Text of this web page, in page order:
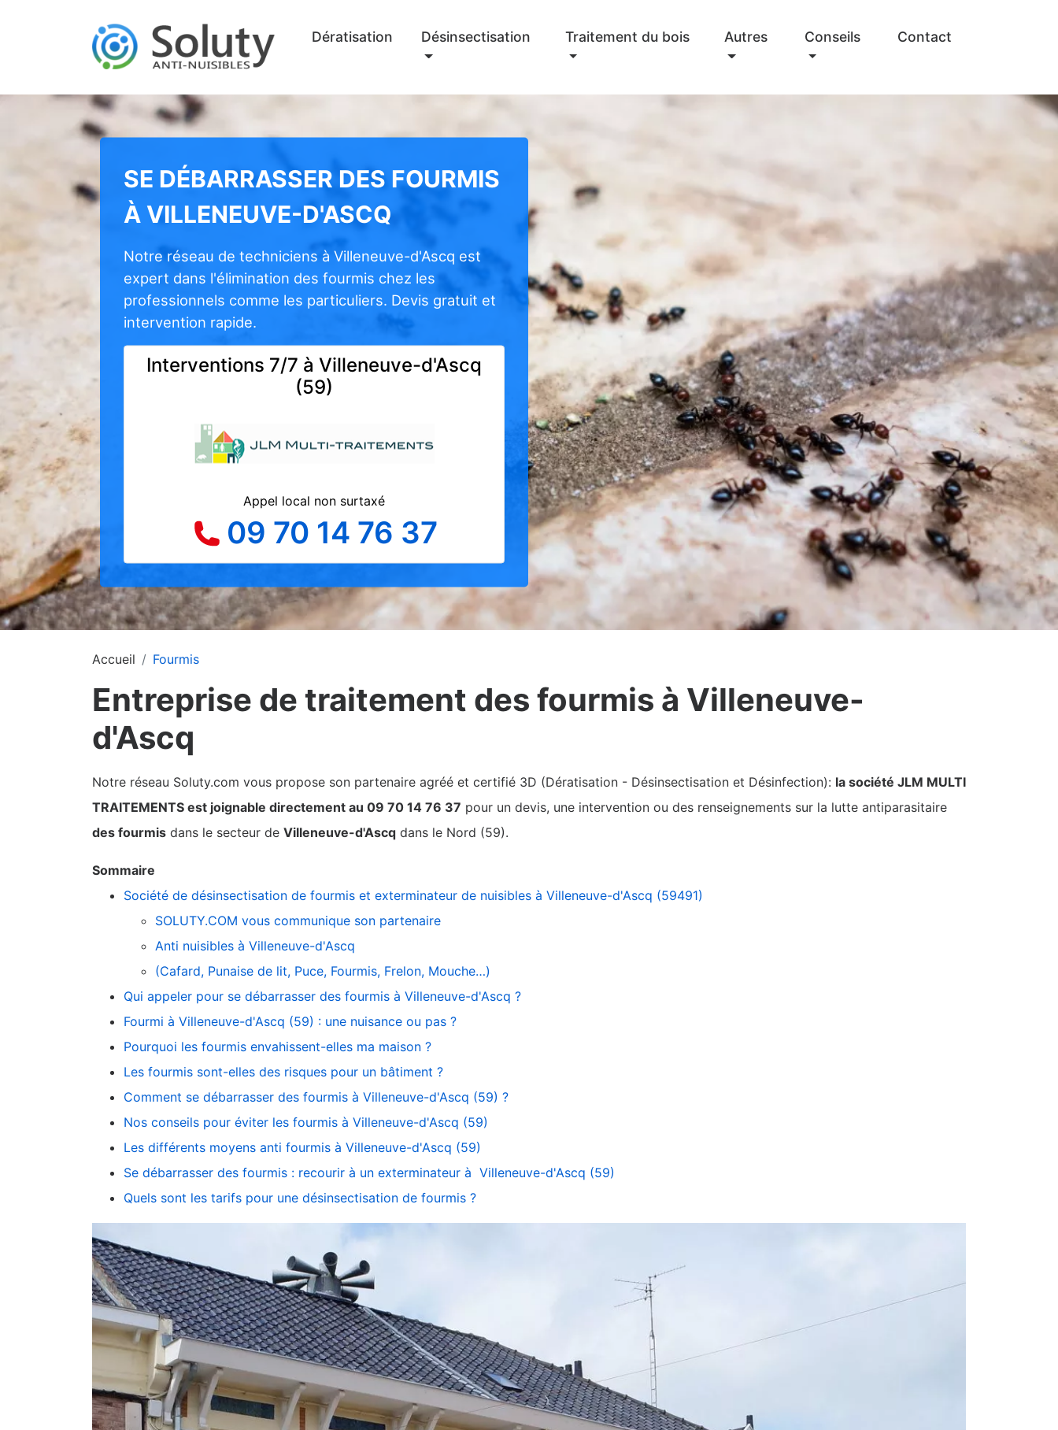
Dératisation Désinsectisation Traitement du bois Autres Conseils Contact
SE DÉBARRASSER DES FOURMIS
À VILLENEUVE-D'ASCQ
Notre réseau de techniciens à Villeneuve-d'Ascq est
expert dans l'élimination des fourmis chez les
professionnels comme les particuliers. Devis gratuit et
intervention rapide.
Interventions 7/7 à Villeneuve-d'Ascq
(59)
Appel local non surtaxé
09 70 14 76 37
Accueil Fourmis
Entreprise de traitement des fourmis à Villeneuve-
d'Ascq
Notre réseau Soluty.com vous propose son partenaire agréé et certifié 3D (Dératisation - Désinsectisation et Désinfection): la société JLM MULTI
TRAITEMENTS est joignable directement au 09 70 14 76 37 pour un devis, une intervention ou des renseignements sur la lutte antiparasitaire
des fourmis dans le secteur de Villeneuve-d'Ascq dans le Nord (59).
Sommaire
Société de désinsectisation de fourmis et exterminateur de nuisibles à Villeneuve-d'Ascq (59491)
SOLUTY.COM vous communique son partenaire
Anti nuisibles à Villeneuve-d'Ascq
(Cafard, Punaise de lit, Puce, Fourmis, Frelon, Mouche…)
Qui appeler pour se débarrasser des fourmis à Villeneuve-d'Ascq ?
Fourmi à Villeneuve-d'Ascq (59) : une nuisance ou pas ?
Pourquoi les fourmis envahissent-elles ma maison ?
Les fourmis sont-elles des risques pour un bâtiment ?
Comment se débarrasser des fourmis à Villeneuve-d'Ascq (59) ?
Nos conseils pour éviter les fourmis à Villeneuve-d'Ascq (59)
Les différents moyens anti fourmis à Villeneuve-d'Ascq (59)
Se débarrasser des fourmis : recourir à un exterminateur à Villeneuve-d'Ascq (59)
Quels sont les tarifs pour une désinsectisation de fourmis ?